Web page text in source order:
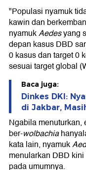
"Populasi nyamuk
kawin dan
nyamukAedesyang
depan kasus DBD
0 kasus dan target 0
sesuai target global
Baca juga:
Dinkes DKI:
di Jakbar,
Ngabila menuturkan,
ber-wolbachia
kata lain, nyamuk
menularkan DBD
pada umumnya.